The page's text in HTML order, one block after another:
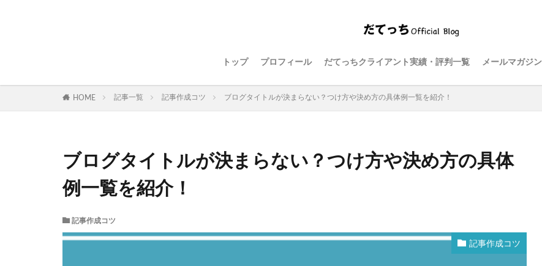
トップ プロフィール だてっちクライアント実績・評判一覧 メールマガジン
HOME 記事一覧 記事作成コツ ブログタイトルが決まらない？つけ方や決め方の具体例一覧を紹介！
ブログタイトルが決まらない？つけ方や決め方の具体
例一覧を紹介！
記事作成コツ
記事作成コツ